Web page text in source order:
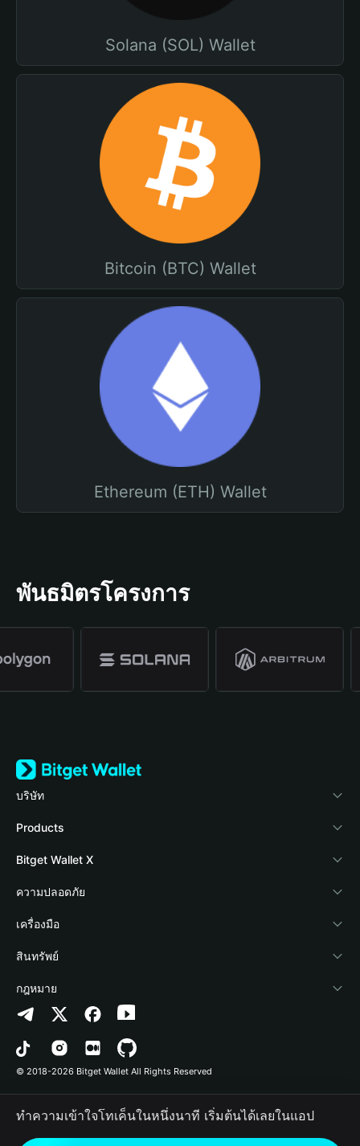
Solana (SOL) Wallet
Bitcoin (BTC) Wallet
Ethereum (ETH) Wallet
พันธมิตรโครงการ
บริษัท
เกี่ยวกับ Bitget Wallet
Blog
Academy
ข่าวสารด้านคริปโต
ศูนย์ช่วยเหลือ
ติดต่อเรา
ทรัพยากรข้อมูลของแบรนด์
อาชีพ
Products
Crypto Card
Stablecoin Earn
Payfi Crypto
Crypto Swap API
Altcoin Season Index
Prediction Markets
DApp
RWA
Bitget Wallet X
นักพัฒนา
เชื่อมต่อ Wallet
Bitget Wallet Pay
ลิสต์โปรเจกต์
ความปลอดภัย
Protection Fund
เทคโนโลยีความปลอดภัย
เครื่องมือ
ซื้อคริปโต
การตรวจจับการอนุญาต
การตรวจจับสัญญา
การโอนเป็นชุด
สินทรัพย์
Arbitrum
Avalanche
Bitcoin
Polygon
กฎหมาย
นโยบายความเป็นส่วนตัว
ข้อตกลงในการใช้บริการ
© 2018-2026 Bitget Wallet All Rights Reserved
ทำความเข้าใจโทเค็นในหนึ่งนาที เริ่มต้นได้เลยในแอป